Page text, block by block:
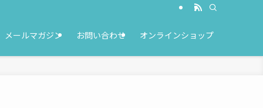
メールマガジン お問い合わせ オンラインショップ